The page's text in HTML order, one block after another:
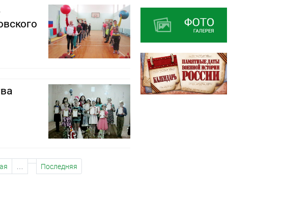
… Последняя